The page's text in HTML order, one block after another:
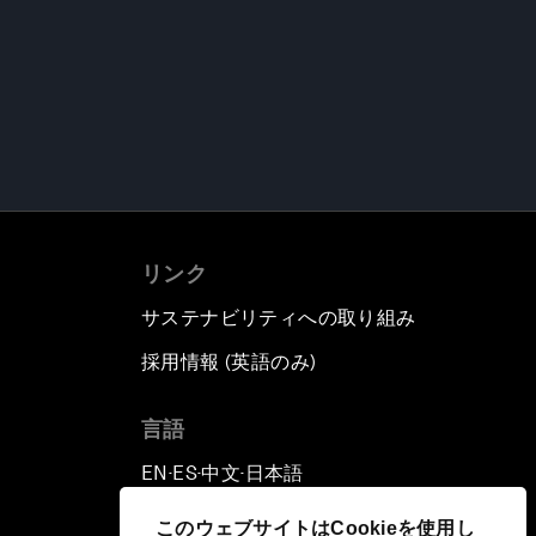
このウェブサイトはCookieを使用し
リンク
サステナビリティへの取り組み
採用情報 (英語のみ)
言語
EN ▪ES▪中文▪ 日本語